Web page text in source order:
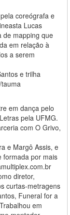
coreógrafa e
Lucas
de mapping que
em relação à
a serem
e trilha
em dança pelo
pela UFMG.
com O Grivo,
e Margô Assis, e
formada por mais
diretor,
curtas-metragens
Funeral for a
em